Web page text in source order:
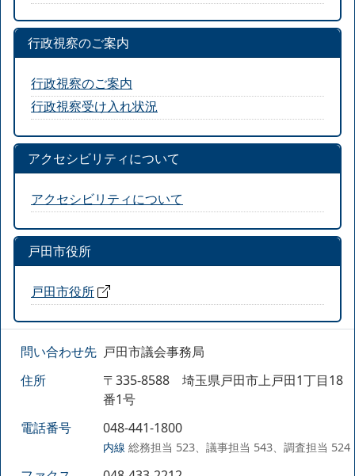
行政視察のご案内
行政視察のご案内
行政視察受け入れ状況
アクセシビリティについて
アクセシビリティについて
戸田市役所
戸田市役所
問い合わせ先 戸田市議会事務局
住所
〒335-8588 埼玉県戸田市上戸田1丁目18
番1号
電話番号
048-441-1800
内線 総務担当 523、議事担当 543、調査担当 524